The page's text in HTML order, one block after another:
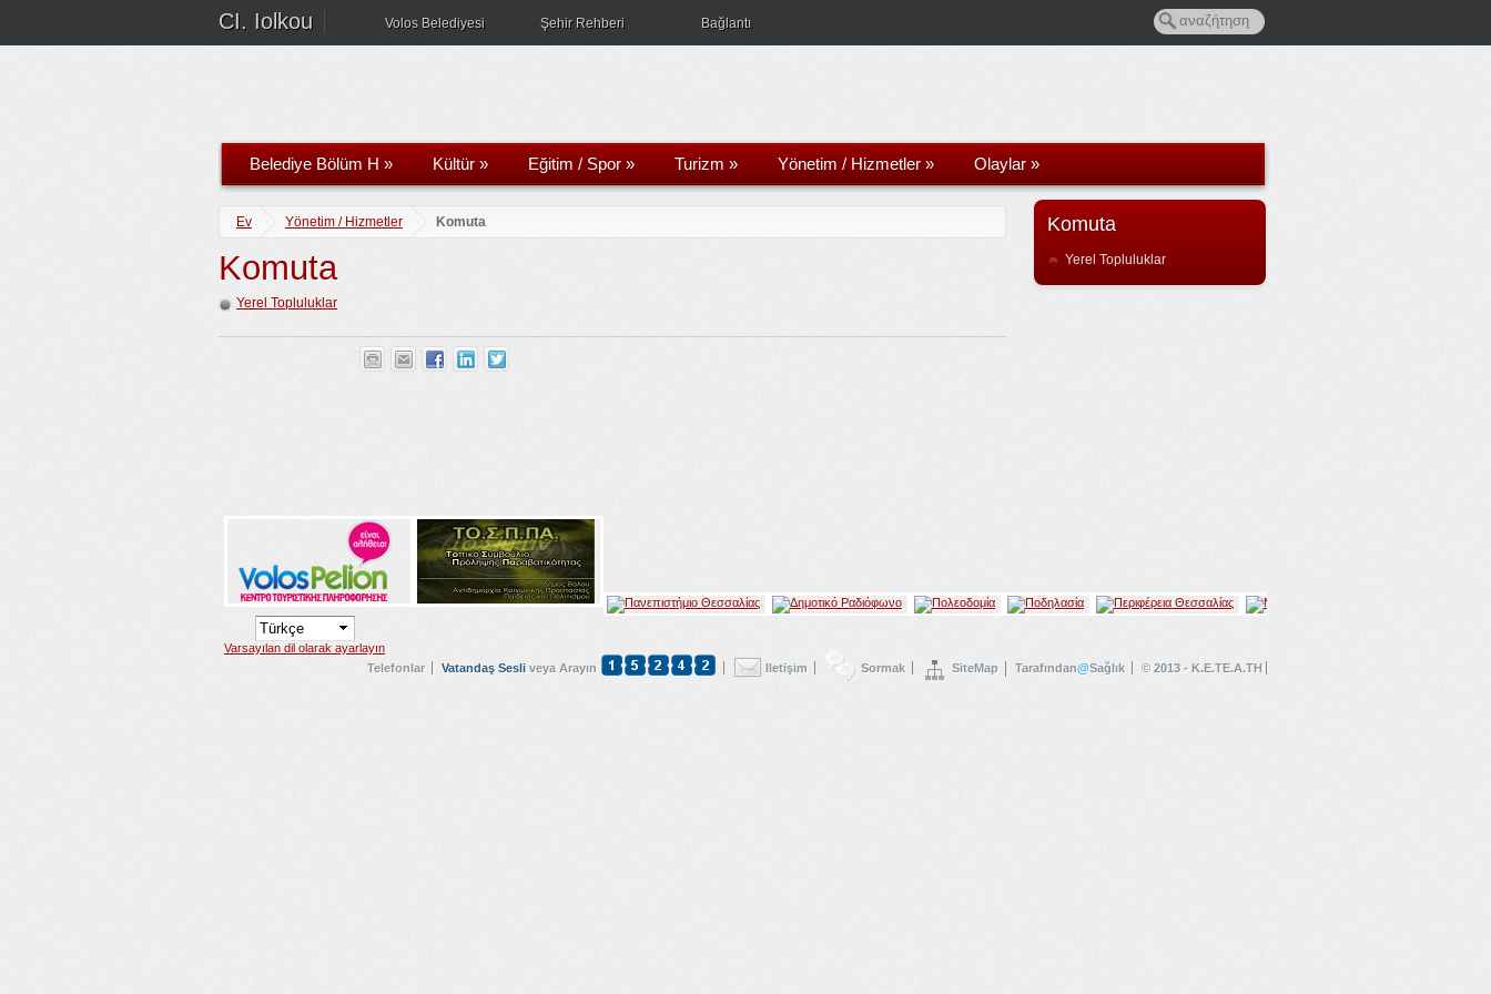
CI. Iolkou Volos Belediyesi Şehir Rehberi Bağlantı
Belediye Bölüm H » Kültür » Eğitim / Spor » Turizm » Yönetim / Hizmetler » Olaylar »
Ev Yönetim / Hizmetler Komuta
Komuta
Yerel Topluluklar
Komuta
Yerel Topluluklar
Varsayılan dil olarak ayarlayın
Telefonlar
Vatandaş Sesli veya Arayın Iletişim Sormak SiteMap Tarafından@Sağlık © 2013 - K.E.TE.A.TH